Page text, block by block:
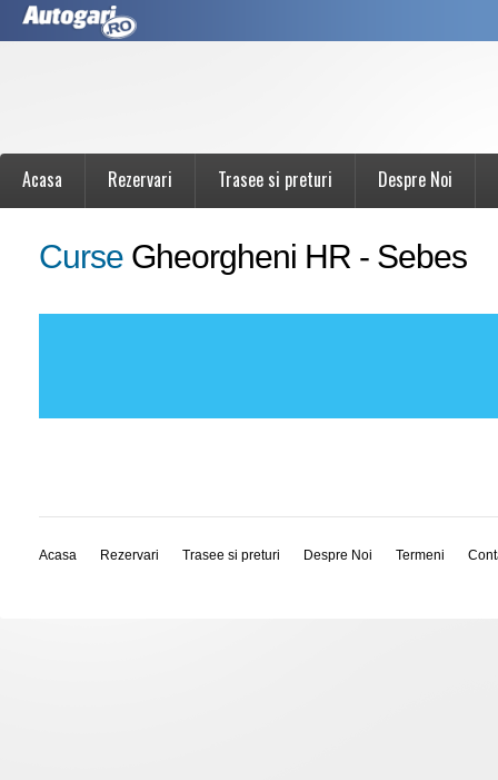
Acasa Rezervari Trasee si preturi Despre Noi
Curse Gheorgheni HR - Sebes
Acasa Rezervari Trasee si preturi Despre Noi Termeni